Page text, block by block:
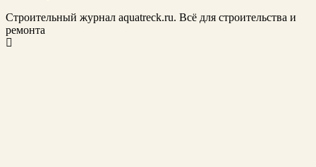
Строительный журнал aquatreck.ru. Всё для строительства и
ремонта